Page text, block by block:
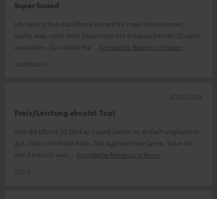
Super Sound
Ich habe schon das Ultima System für mein Wohnzimmer,
wollte aber noch mein Esszimmer mit entsprechender Qualität
ausstatten. Da viel die Wa
Komplette Bewertung lesen
Matthias H.
Preis/Leistung absolut Top!
Was die Ultima 20 Mk4 an Sound bieten ist einfach unglaublich
gut. Wenn ich Musik höre, fast egal welches Genre, habe ich
den Eindruck weit
Komplette Bewertung lesen
Utz F.
03.07.2026